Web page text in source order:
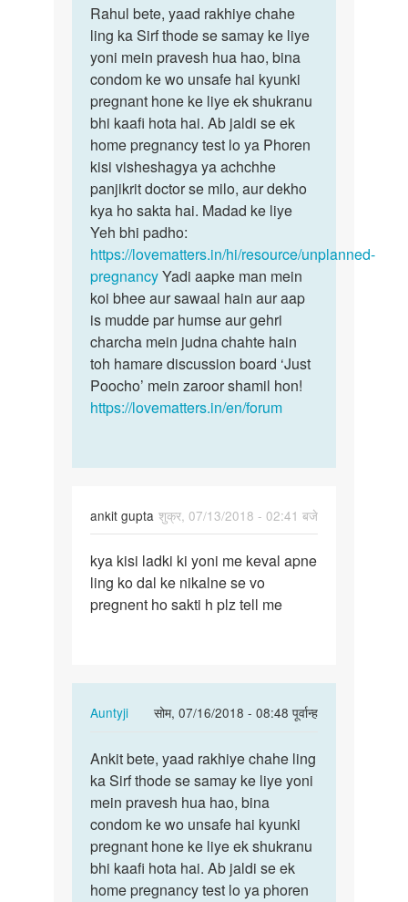
to
Mem~mene
apni
gf
ke
sath
12…
by
Rahul
Rahul
bete,
yaad
rakhiye…
Rahul bete, yaad rakhiye chahe
ling ka Sirf thode se samay ke liye
yoni mein pravesh hua hao, bina
condom ke wo unsafe hai kyunki
pregnant hone ke liye ek shukranu
bhi kaafi hota hai. Ab jaldi se ek
home pregnancy test lo ya Phoren
kisi visheshagya ya achchhe
panjikrit doctor se milo, aur dekho
kya ho sakta hai. Madad ke liye
Yeh bhi padho:
https://lovematters.in/hi/resource/unplanned-
pregnancyYadi aapke man mein
koi bhee aur sawaal hain aur aap
is mudde par humse aur gehri
charcha mein judna chahte hain
toh hamare discussion board ‘Just
Poocho’ mein zaroor shamil hon!
https://lovematters.in/en/forum
ankit gupta शुक्र, 07/13/2018 - 02:41 बजे
kya
kisi
ladki
kya kisi ladki ki yoni me keval apne
ling ko dal ke nikalne se vo
pregnent ho sakti h plz tell me
Auntyji
सोम, 07/16/2018 - 08:48 पूर्वान्ह
In
to
kya
kisi
ladki
ki
yoni
me…
Ankit
bete,
yaad
rakhiye…
Ankit bete, yaad rakhiye chahe ling
ka Sirf thode se samay ke liye yoni
mein pravesh hua hao, bina
condom ke wo unsafe hai kyunki
pregnant hone ke liye ek shukranu
bhi kaafi hota hai. Ab jaldi se ek
home pregnancy test lo ya phoren